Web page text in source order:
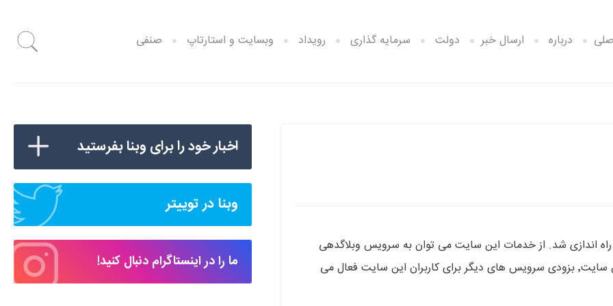
درباره ارسال خبر دولت سرمایه گذاری رویداد وبسایت و استارتاپ صنفی
اندازی شد. از خدمات این سایت می توان به سرویس وبلاگدهی
پیشرفته و همچنین بازی های آنلاین اشاره کرد. به گفته مدیر این سایت٬ بزودی سرویس های دیگر برای کاربران این سایت فعال می
اخبار خود را برای وبنا بفرستید
وبنا در توییتر
ما را در اینستاگرام دنبال کنید!